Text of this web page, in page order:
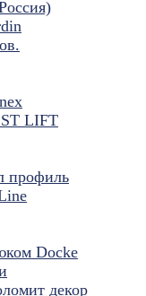
LIFT
профиль
Docke
декор